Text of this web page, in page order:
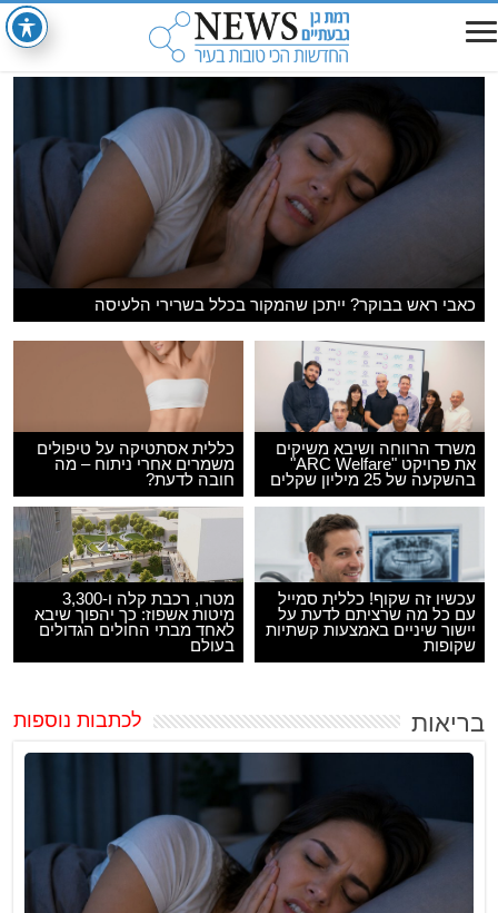
כאבי ראש בבוקר? ייתכן שהמקור בכלל בשרירי הלעיסה
משרד הרווחה ושיבא משיקים
את פרויקט "ARC Welfare"
בהשקעה של 25 מיליון שקלים
כללית אסתטיקה על טיפולים
משמרים אחרי ניתוח – מה
חובה לדעת?
עכשיו זה שקוף! כללית סמייל
עם כל מה שרציתם לדעת על
יישור שיניים באמצעות קשתיות
שקופות
מטרו, רכבת קלה ו-3,300
מיטות אשפוז: כך יהפוך שיבא
לאחד מבתי החולים הגדולים
בעולם
בריאות לכתבות נוספות